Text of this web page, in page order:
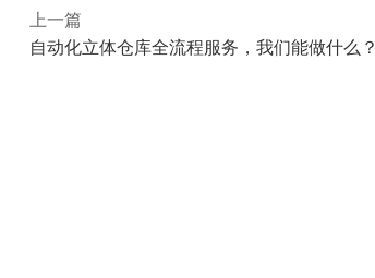
上一篇
自动化立体仓库全流程服务，我们能做什么？